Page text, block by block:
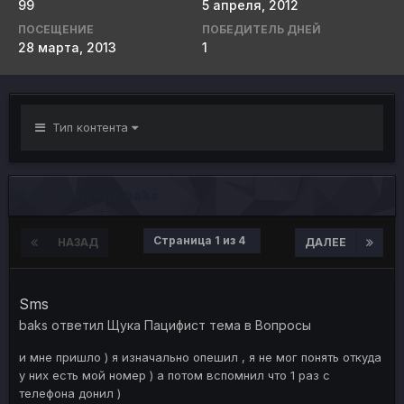
99 5 апреля, 2012
ПОСЕЩЕНИЕ
28 марта, 2013
ПОБЕДИТЕЛЬ ДНЕЙ
1
Тип контента
НАЗАД ДАЛЕЕ
Страница 1 из 4
Sms
baks ответил Щука Пацифист тема в Вопросы
и мне пришло ) я изначально опешил , я не мог понять откуда
у них есть мой номер ) а потом вспомнил что 1 раз с
телефона донил )